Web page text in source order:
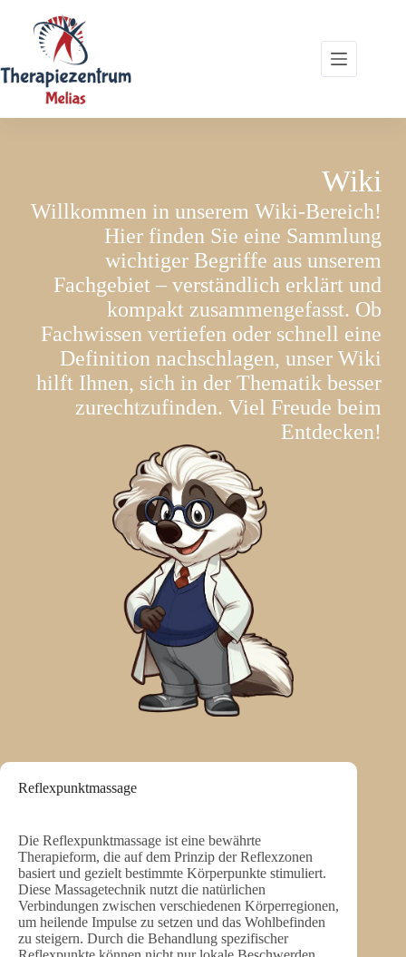
springen
Wiki
Willkommen in unserem Wiki-Bereich!
Hier finden Sie eine Sammlung
wichtiger Begriffe aus unserem
Fachgebiet – verständlich erklärt und
kompakt zusammengefasst. Ob
Fachwissen vertiefen oder schnell eine
Definition nachschlagen, unser Wiki
hilft Ihnen, sich in der Thematik besser
zurechtzufinden. Viel Freude beim
Entdecken!
Reflexpunktmassage
Die Reflexpunktmassage ist eine bewährte
Therapieform, die auf dem Prinzip der Reflexzonen
basiert und gezielt bestimmte Körperpunkte stimuliert.
Diese Massagetechnik nutzt die natürlichen
Verbindungen zwischen verschiedenen Körperregionen,
um heilende Impulse zu setzen und das Wohlbefinden
zu steigern. Durch die Behandlung spezifischer